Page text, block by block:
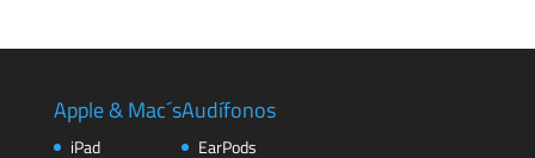
Apple & Mac´s
iPad
Audífonos
EarPods